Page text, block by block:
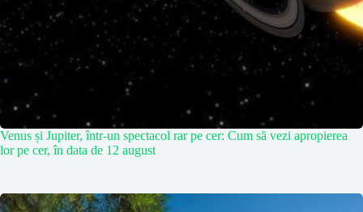
Venus și Jupiter, într-un spectacol rar pe cer: Cum să vezi apropierea
lor pe cer, în data de 12 august